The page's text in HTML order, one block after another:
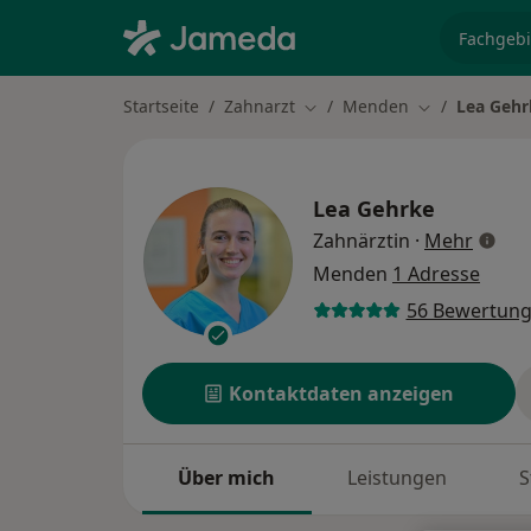
Startseite Zahnarzt Stadt ändern
Menden Stadt ändern
Lea
Lea Gehrke
Zahnärztin · Mehrüber
Menden 1 Adresse
56
Kontaktdaten anzeigen
Über mich Leistungen